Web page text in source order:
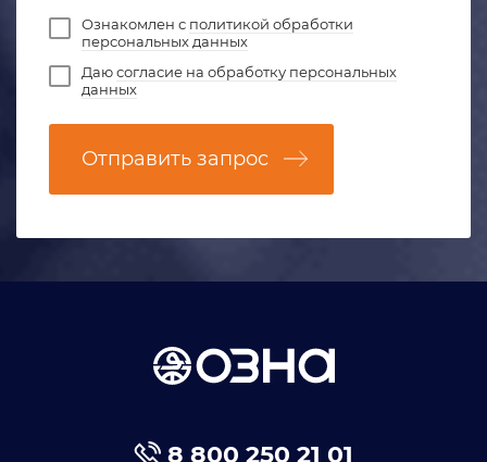
Ознакомлен с политикой обработки
персональных данных
Даюсогласие на обработку персональных
данных
Отправить запрос
8 800 250 21 01